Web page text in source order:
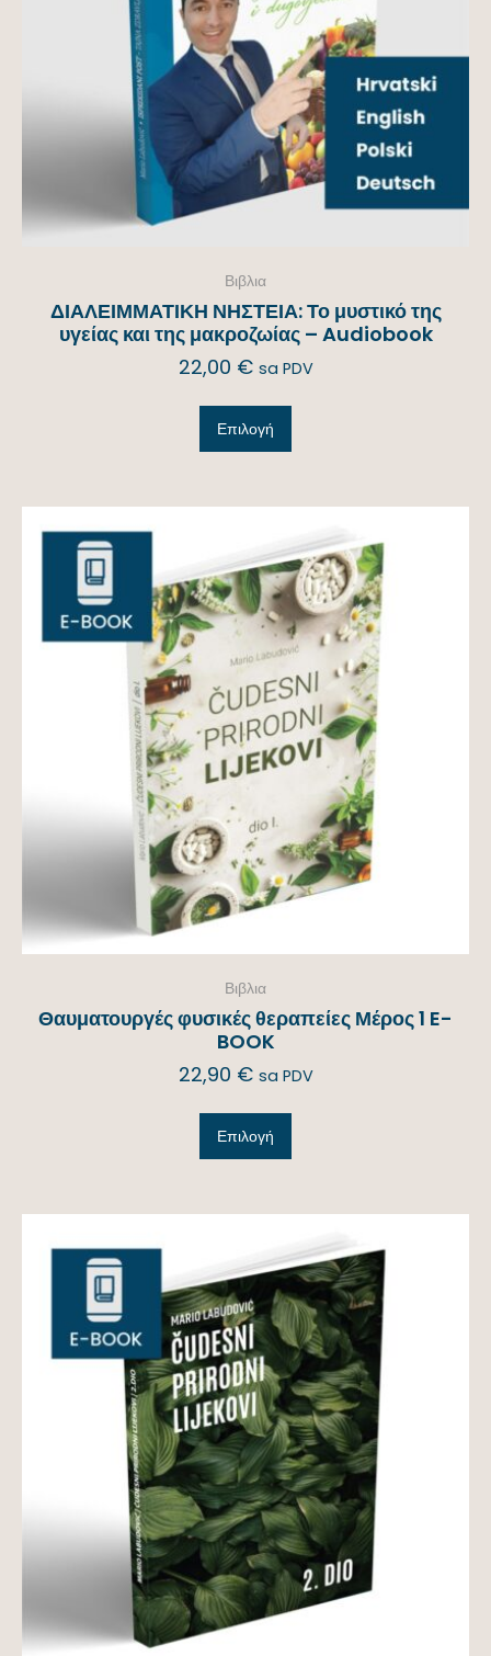
Βιβλια
ΔΙΑΛΕΙΜΜΑΤΙΚΗ ΝΗΣΤΕΙΑ: Το μυστικό της
υγείας και της μακροζωίας – Audiobook
22,00 € sa PDV
Επιλογή
Βιβλια
Θαυματουργές φυσικές θεραπείες Μέρος 1 E-
BOOK
22,90 € sa PDV
Επιλογή